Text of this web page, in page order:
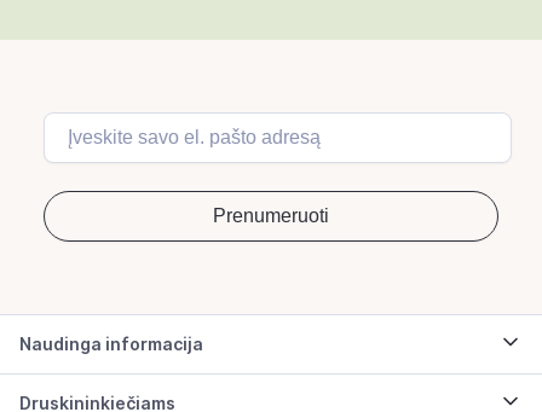
Naudinga informacija
Druskininkiečiams